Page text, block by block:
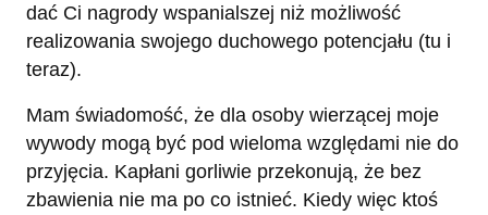
dać Ci nagrody wspanialszej niż możliwość
realizowania swojego duchowego potencjału (tu i
teraz).
Mam świadomość, że dla osoby wierzącej moje
wywody mogą być pod wieloma względami nie do
przyjęcia. Kapłani gorliwie przekonują, że bez
zbawienia nie ma po co istnieć. Kiedy więc ktoś